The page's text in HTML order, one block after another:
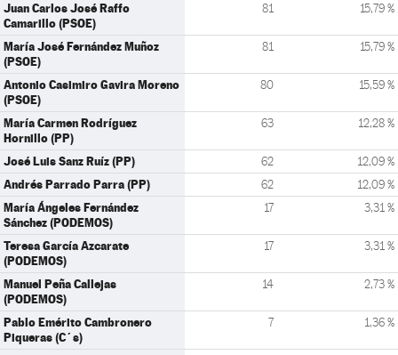
Juan Carlos José Raffo
Camarillo (PSOE)
81 15,79 %
María José Fernández Muñoz
(PSOE)
81 15,79 %
Antonio Casimiro Gavira Moreno
(PSOE)
80 15,59 %
María Carmen Rodríguez
Hornillo (PP)
63 12,28 %
José Luis Sanz Ruíz (PP) 62 12,09 %
Andrés Parrado Parra (PP) 62 12,09 %
María Ángeles Fernández
Sánchez (PODEMOS)
17 3,31 %
Teresa García Azcarate
(PODEMOS)
17 3,31 %
Manuel Peña Callejas
(PODEMOS)
14 2,73 %
Pablo Emérito Cambronero
Piqueras (C´s)
7 1,36 %